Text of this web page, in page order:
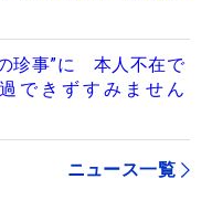
珍事”に 本人不在で
できずすみません
ニュース一覧